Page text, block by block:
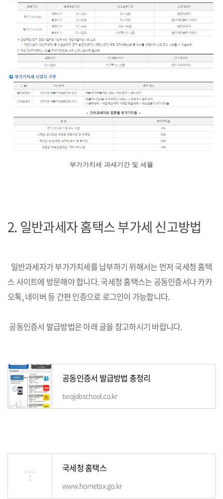
부가가치세 과세기간 및 세율
2. 일반과세자 홈택스 부가세 신고방법
일반과세자가 부가가치세를 납부하기 위해서는 먼저 국세청 홈택
스 사이트에 방문해야 합니다. 국세청 홈택스는 공동인증서나 카카
오톡, 네이버 등 간편 인증으로 로그인이 가능합니다.
공동인증서 발급방법은 아래 글을 참고하시기 바랍니다.
공동인증서 발급방법 총정리
twojobschool.co.kr
국세청 홈택스
www.hometax.go.kr